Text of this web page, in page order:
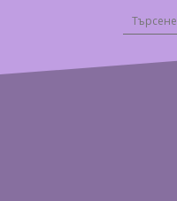
Търсене
за: